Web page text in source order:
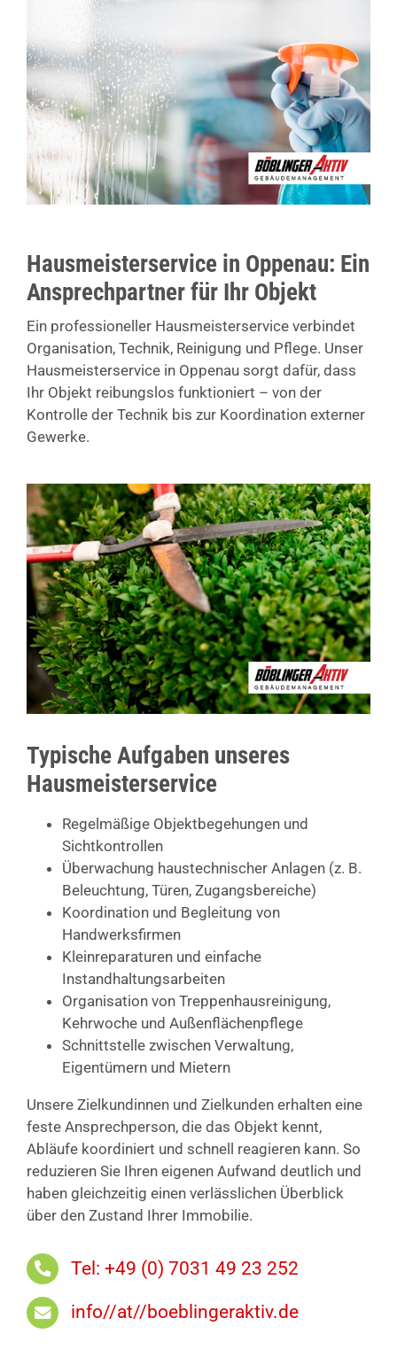
Hausmeisterservice in Oppenau: Ein
Ansprechpartner für Ihr Objekt
Ein professioneller Hausmeisterservice verbindet
Organisation, Technik, Reinigung und Pflege. Unser
Hausmeisterservice in Oppenau sorgt dafür, dass
Ihr Objekt reibungslos funktioniert – von der
Kontrolle der Technik bis zur Koordination externer
Gewerke.
Typische Aufgaben unseres
Hausmeisterservice
Regelmäßige Objektbegehungen und
Sichtkontrollen
Überwachung haustechnischer Anlagen (z. B.
Beleuchtung, Türen, Zugangsbereiche)
Koordination und Begleitung von
Handwerksfirmen
Kleinreparaturen und einfache
Instandhaltungsarbeiten
Organisation von Treppenhausreinigung,
Kehrwoche und Außenflächenpflege
Schnittstelle zwischen Verwaltung,
Eigentümern und Mietern
Unsere Zielkundinnen und Zielkunden erhalten eine
feste Ansprechperson, die das Objekt kennt,
Abläufe koordiniert und schnell reagieren kann. So
reduzieren Sie Ihren eigenen Aufwand deutlich und
haben gleichzeitig einen verlässlichen Überblick
über den Zustand Ihrer Immobilie.
Tel: +49 (0) 7031 49 23 252
info//at//boeblingeraktiv.de